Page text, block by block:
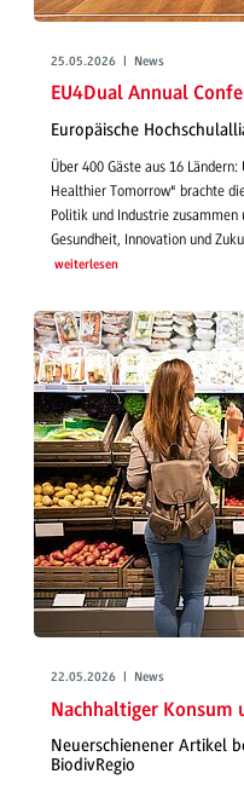
25.05.2026 | News
EU4Dual Annual
Europäische
Über 400 Gäste aus 16
Healthier Tomorrow" brachte
Politik und Industrie
Gesundheit, Innovation und
weiterlesen
22.05.2026 | News
Nachhaltiger Konsum
Neuerschienener Artikel
BiodivRegio